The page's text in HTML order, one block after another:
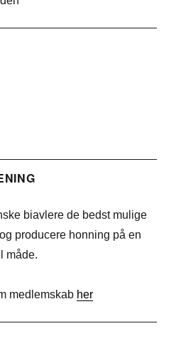
biavlere de bedst mulige
producere honning på en
måde.
medlemskab her